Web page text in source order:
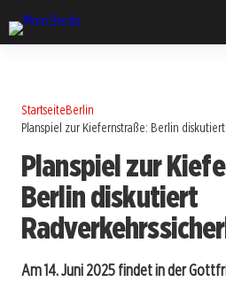
StartseiteBerlin
Planspiel zur Kiefernstraße: Berlin
Planspiel zur
Berlin diskutiert
Am 14. Juni 2025 findet in der